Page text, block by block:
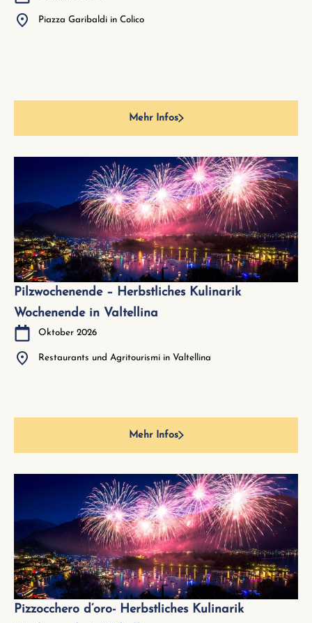
Piazza Garibaldi in Colico
Mehr Infos
Pilzwochenende – Herbstliches Kulinarik
Wochenende in Valtellina
Oktober 2026
Restaurants und Agritourismi in Valtellina
Mehr Infos
Pizzocchero d’oro- Herbstliches Kulinarik